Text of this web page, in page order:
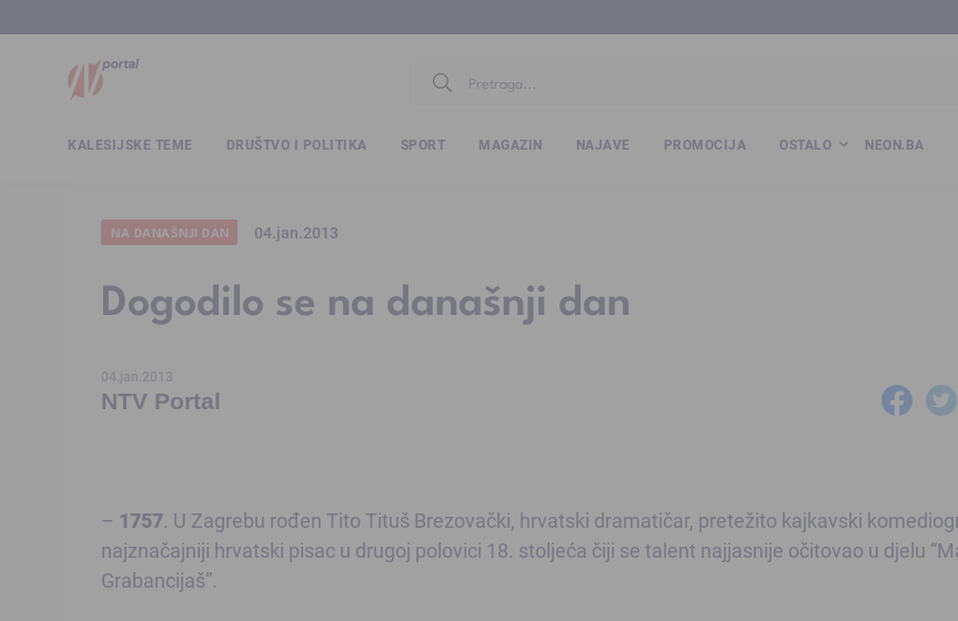
KALESIJSKE TEME DRUŠTVO I POLITIKA SPORT MAGAZIN NAJAVE PROMOCIJA OSTALO NEON.BA
NA DANAŠNJI DAN 04.jan.2013
Dogodilo se na današnji dan
04.jan.2013
NTV Portal
– 1757. U Zagrebu rođen Tito Tituš Brezovački, hrvatski dramatičar, pretežito kajkavski
najznačajniji hrvatski pisac u drugoj polovici 18. stoljeća čiji se talent najjasnije očitovao u djelu
Grabancijaš”.